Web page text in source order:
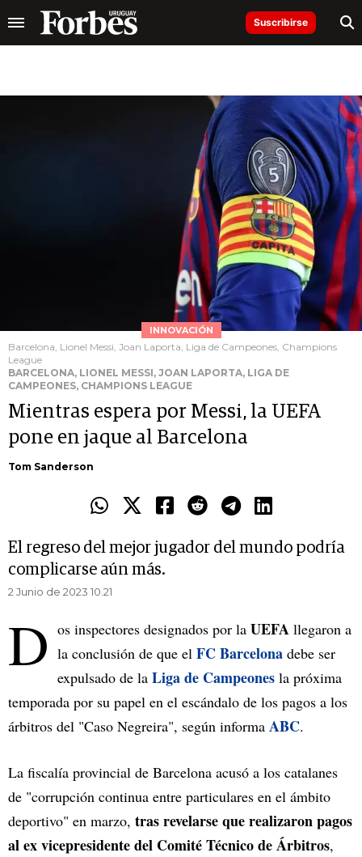
Suscribirse
INNOVACIÓN
Barcelona, Lionel Messi, Joan Laporta, Liga de Campeones, Champions
League
BARCELONA, LIONEL MESSI, JOAN LAPORTA, LIGA DE
CAMPEONES, CHAMPIONS LEAGUE
Mientras espera por Messi, la UEFA
pone en jaque al Barcelona
Tom Sanderson
El regreso del mejor jugador del mundo podría
complicarse aún más.
2 Junio de 2023 10.21
D os inspectores designados por la UEFA llegaron a
la conclusión de que el FC Barcelona debe ser
expulsado de la Liga de Campeones la próxima
temporada por su papel en el escándalo de los pagos a los
árbitros del "Caso Negreira", según informa ABC.
La fiscalía provincial de Barcelona acusó a los catalanes
de "corrupción continua entre particulares en el ámbito
deportivo" en marzo, tras revelarse que realizaron pagos
al ex vicepresidente del Comité Técnico de Árbitros,